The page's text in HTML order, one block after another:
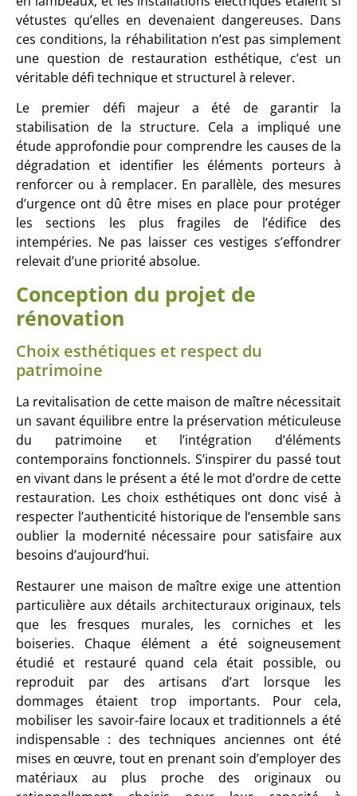
vétustes qu’elles en devenaient dangereuses. Dans
ces conditions, la réhabilitation n’est pas simplement
une question de restauration esthétique, c’est un
véritable défi technique et structurel à relever.
Le premier défi majeur a été de garantir la
stabilisation de la structure. Cela a impliqué une
étude approfondie pour comprendre les causes de la
dégradation et identifier les éléments porteurs à
renforcer ou à remplacer. En parallèle, des mesures
d’urgence ont dû être mises en place pour protéger
les sections les plus fragiles de l’édifice des
intempéries. Ne pas laisser ces vestiges s’effondrer
relevait d’une priorité absolue.
Conception du projet de
rénovation
Choix esthétiques et respect du
patrimoine
La revitalisation de cette maison de maître nécessitait
un savant équilibre entre la préservation méticuleuse
du patrimoine et l’intégration d’éléments
contemporains fonctionnels. S’inspirer du passé tout
en vivant dans le présent a été le mot d’ordre de cette
restauration. Les choix esthétiques ont donc visé à
respecter l’authenticité historique de l’ensemble sans
oublier la modernité nécessaire pour satisfaire aux
besoins d’aujourd’hui.
Restaurer une maison de maître exige une attention
particulière aux détails architecturaux originaux, tels
que les fresques murales, les corniches et les
boiseries. Chaque élément a été soigneusement
étudié et restauré quand cela était possible, ou
reproduit par des artisans d’art lorsque les
dommages étaient trop importants. Pour cela,
mobiliser les savoir-faire locaux et traditionnels a été
indispensable : des techniques anciennes ont été
mises en œuvre, tout en prenant soin d’employer des
matériaux au plus proche des originaux ou